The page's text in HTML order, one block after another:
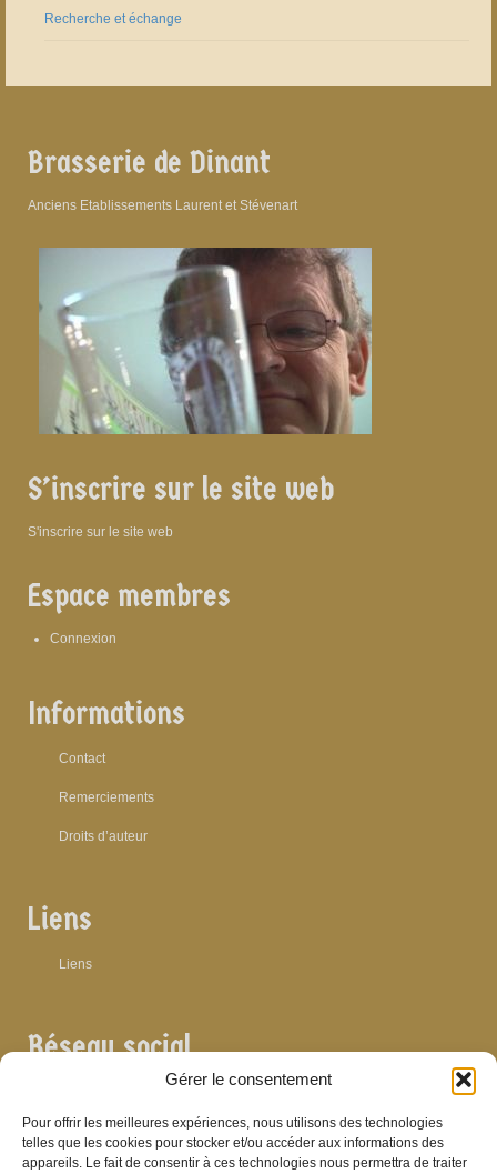
Gérer le consentement
Pour offrir les meilleures expériences, nous utilisons des technologies
telles que les cookies pour stocker et/ou accéder aux informations des
appareils. Le fait de consentir à ces technologies nous permettra de traiter
Recherche et échange
Brasserie de Dinant
Anciens Etablissements Laurent et Stévenart
S’inscrire sur le site web
S'inscrire sur le site web
Espace membres
Connexion
Informations
Contact
Remerciements
Droits d’auteur
Liens
Liens
Réseau social